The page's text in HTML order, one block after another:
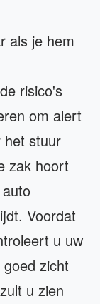
als je hem
risico's
om alert
het stuur
zak hoort
Voordat
u uw
zicht
u zien